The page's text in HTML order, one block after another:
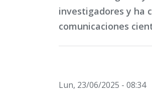
investigadores y ha
comunicaciones
Lun, 23/06/2025 - 08:34